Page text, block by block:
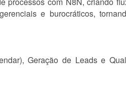
e burocráticos,
Geração de Leads e